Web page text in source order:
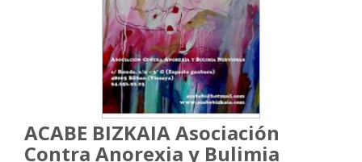
ACABE BIZKAIA Asociación
Contra Anorexia y Bulimia